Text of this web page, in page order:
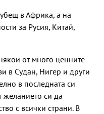
в Африка, а на
за Русия, Китай,
от много ценните
в Судан, Нигер и други
в последната си
желанието си да
с всички страни. В